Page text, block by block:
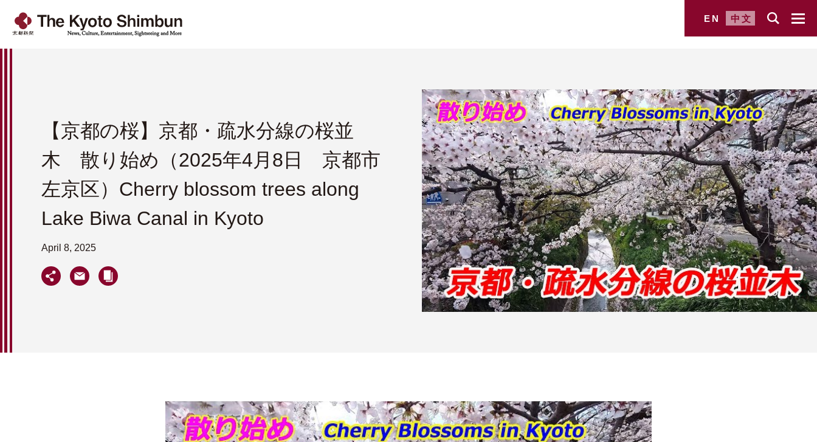
EN 中文
【京都の桜】京都・疏水分線の桜並
木 散り始め（2025年4月8日 京都市
左京区）Cherry blossom trees along
Lake Biwa Canal in Kyoto
April 8, 2025